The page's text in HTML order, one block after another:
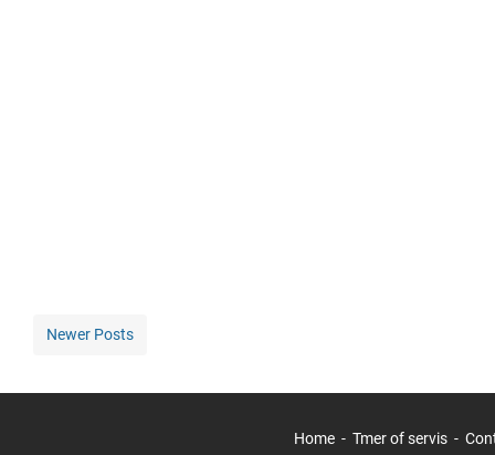
Newer Posts
Home Tmer of servis